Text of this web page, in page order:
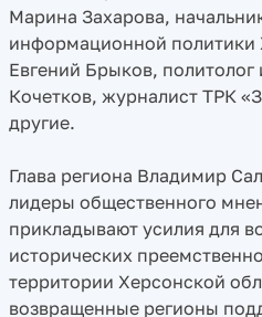
Марина Захарова,
информационной политики
Евгений Брыков, политолог
Кочетков, журналист ТРК
другие.
Глава региона Владимир
лидеры общественного
прикладывают усилия для
исторических
территории Херсонской
возвращенные регионы